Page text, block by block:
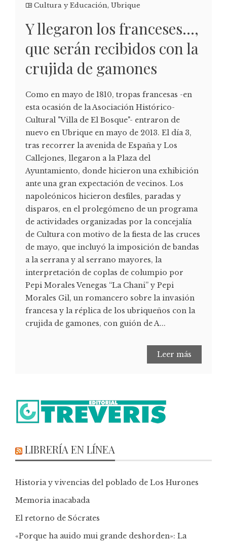
Cultura y Educación, Ubrique
Y llegaron los franceses…,
que serán recibidos con la
crujida de gamones
Como en mayo de 1810, tropas francesas -en
esta ocasión de la Asociación Histórico-
Cultural "Villa de El Bosque"- entraron de
nuevo en Ubrique en mayo de 2013. El día 3,
tras recorrer la avenida de España y Los
Callejones, llegaron a la Plaza del
Ayuntamiento, donde hicieron una exhibición
ante una gran expectación de vecinos. Los
napoleónicos hicieron desfiles, paradas y
disparos, en el prolegómeno de un programa
de actividades organizadas por la concejalía
de Cultura con motivo de la fiesta de las cruces
de mayo, que incluyó la imposición de bandas
a la serrana y al serrano mayores, la
interpretación de coplas de columpio por
Pepi Morales Venegas “La Chani” y Pepi
Morales Gil, un romancero sobre la invasión
francesa y la réplica de los ubriqueños con la
crujida de gamones, con guión de A...
Leer más
LIBRERÍA EN LÍNEA
Historia y vivencias del poblado de Los Hurones
Memoria inacabada
El retorno de Sócrates
«Porque ha auido mui grande deshorden»: La